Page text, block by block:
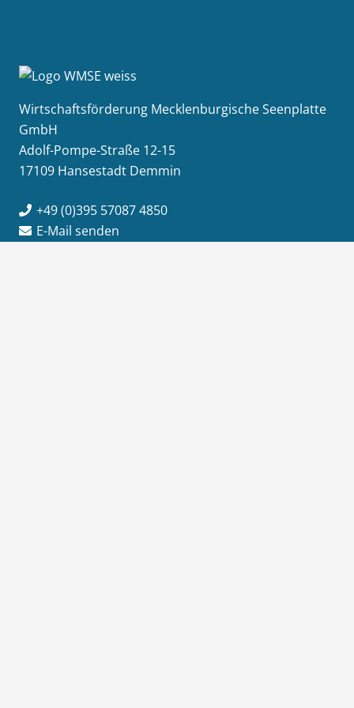
Wirtschaftsförderung Mecklenburgische Seenplatte
GmbH
Adolf-Pompe-Straße 12-15
17109 Hansestadt Demmin
+49 (0)395 57087 4850
E-Mail senden